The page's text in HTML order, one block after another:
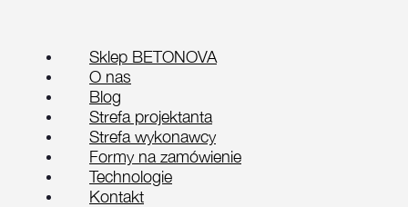
Sklep BETONOVA
O nas
Blog
Strefa projektanta
Strefa wykonawcy
Formy na zamówienie
Technologie
Kontakt